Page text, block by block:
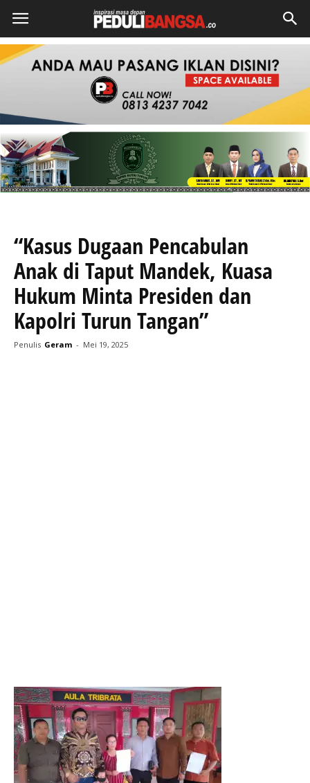
“Kasus Dugaan Pencabulan
Anak di Taput Mandek, Kuasa
Hukum Minta Presiden dan
Kapolri Turun Tangan”
Penulis Geram - Mei 19, 2025